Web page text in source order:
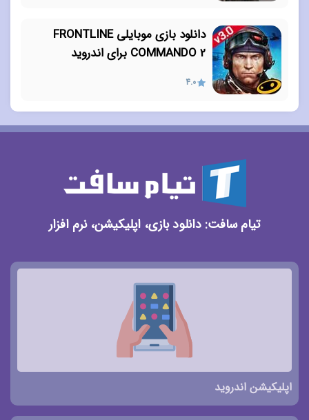
دانلود بازی موبایلی FRONTLINE
COMMANDO 2 برای اندروید
4.0
تیام سافت: دانلود بازی، اپلیکیشن، نرم افزار
اپلیکیشن اندروید